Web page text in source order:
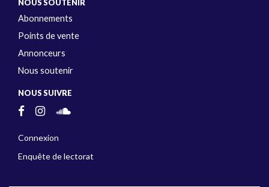
NOUS SOUTENIR
Abonnements
Points de vente
Annonceurs
Nous soutenir
NOUS SUIVRE
Connexion
Enquête de lectorat